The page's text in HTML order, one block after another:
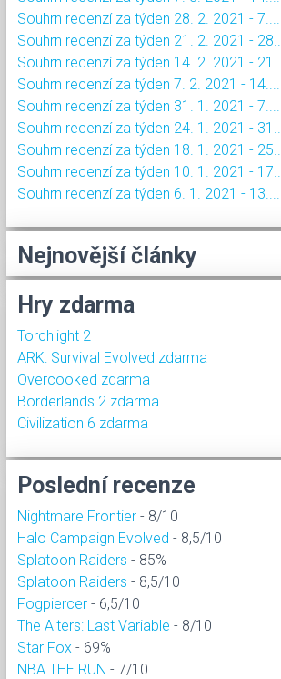
Souhrn recenzí za týden 28. 2. 2021 - 7....
Souhrn recenzí za týden 21. 2. 2021 - 28....
Souhrn recenzí za týden 14. 2. 2021 - 21....
Souhrn recenzí za týden 7. 2. 2021 - 14....
Souhrn recenzí za týden 31. 1. 2021 - 7....
Souhrn recenzí za týden 24. 1. 2021 - 31....
Souhrn recenzí za týden 18. 1. 2021 - 25....
Souhrn recenzí za týden 10. 1. 2021 - 17....
Souhrn recenzí za týden 6. 1. 2021 - 13....
Nejnovější články
Hry zdarma
Torchlight 2
ARK: Survival Evolved zdarma
Overcooked zdarma
Borderlands 2 zdarma
Civilization 6 zdarma
Poslední recenze
Nightmare Frontier - 8/10
Halo Campaign Evolved - 8,5/10
Splatoon Raiders - 85%
Splatoon Raiders - 8,5/10
Fogpiercer - 6,5/10
The Alters: Last Variable - 8/10
Star Fox - 69%
NBA THE RUN - 7/10